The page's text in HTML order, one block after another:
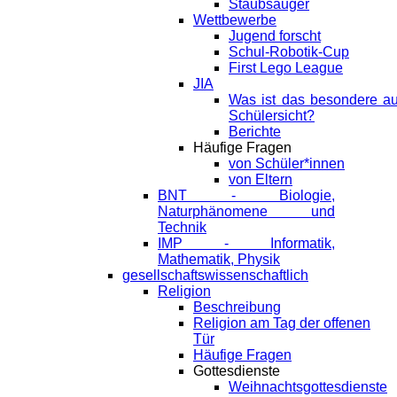
Staubsauger
Wettbewerbe
Jugend forscht
Schul-Robotik-Cup
First Lego League
JIA
Was ist das besondere
Schülersicht?
Berichte
Häufige Fragen
von Schüler*innen
von Eltern
BNT - Biologie,
Naturphänomene und
Technik
IMP - Informatik,
Mathematik, Physik
gesellschaftswissenschaftlich
Religion
Beschreibung
Religion am Tag der offenen
Tür
Häufige Fragen
Gottesdienste
Weihnachtsgottesdienste